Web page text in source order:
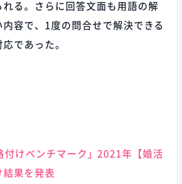
る。さらに回答文面も用語の解
容で、1度の問合せで解決できる
であった。
けベンチマーク」2021年【婚活
果を発表